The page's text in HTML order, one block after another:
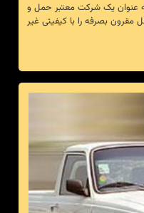
به عنوان یک شرکت معتبر حمل و
بصرفه را با کیفیتی غیر